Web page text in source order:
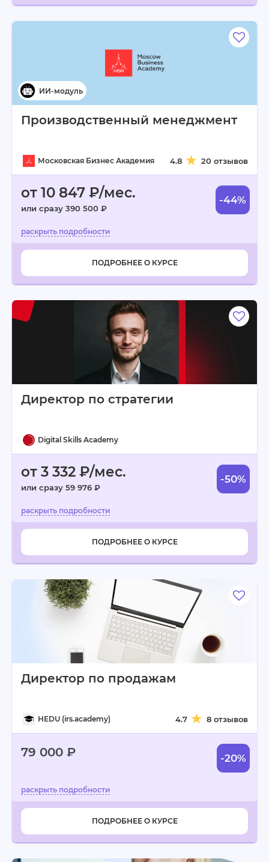
Производственный менеджмент
Московская Бизнес Академия 4.8 20 отзывов
от 10 847 ₽/мес.
или сразу 390 500 ₽
-44%
ПОДРОБНЕЕ О КУРСЕ
Директор по стратегии
Digital Skills Academy
от 3 332 ₽/мес.
или сразу 59 976 ₽
-50%
ПОДРОБНЕЕ О КУРСЕ
Директор по продажам
HEDU (irs.academy) 4.7 8 отзывов
79 000 ₽ -20%
ПОДРОБНЕЕ О КУРСЕ